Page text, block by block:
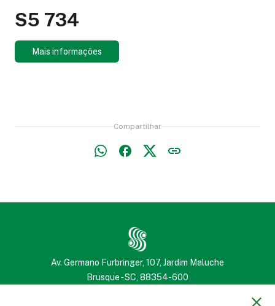
S5 734
Mais informações
Compartilhar
Av. Germano Furbringer, 107, Jardim Maluche
Brusque - SC, 88354-600